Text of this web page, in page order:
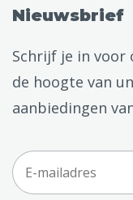
Nieuwsbrief
Schrijf je in voor
de hoogte van
aanbiedingen